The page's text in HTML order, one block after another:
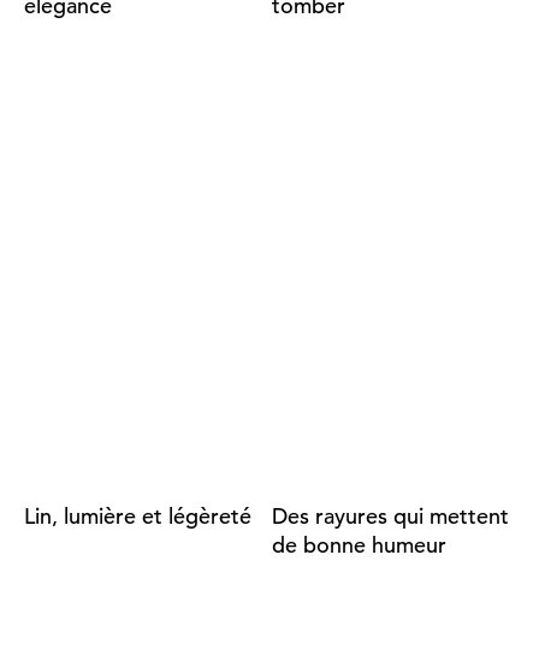
Lin, lumière et légèreté
Des rayures qui mettent
de bonne humeur